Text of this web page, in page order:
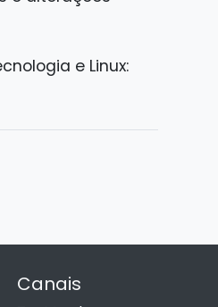
e Linux:
Canais